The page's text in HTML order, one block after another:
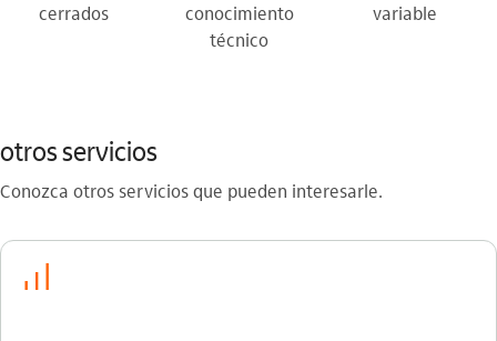
cerrados
conocimiento
técnico
variable
otros servicios
Conozca otros servicios que pueden interesarle.
icon-itaufonts_investimento